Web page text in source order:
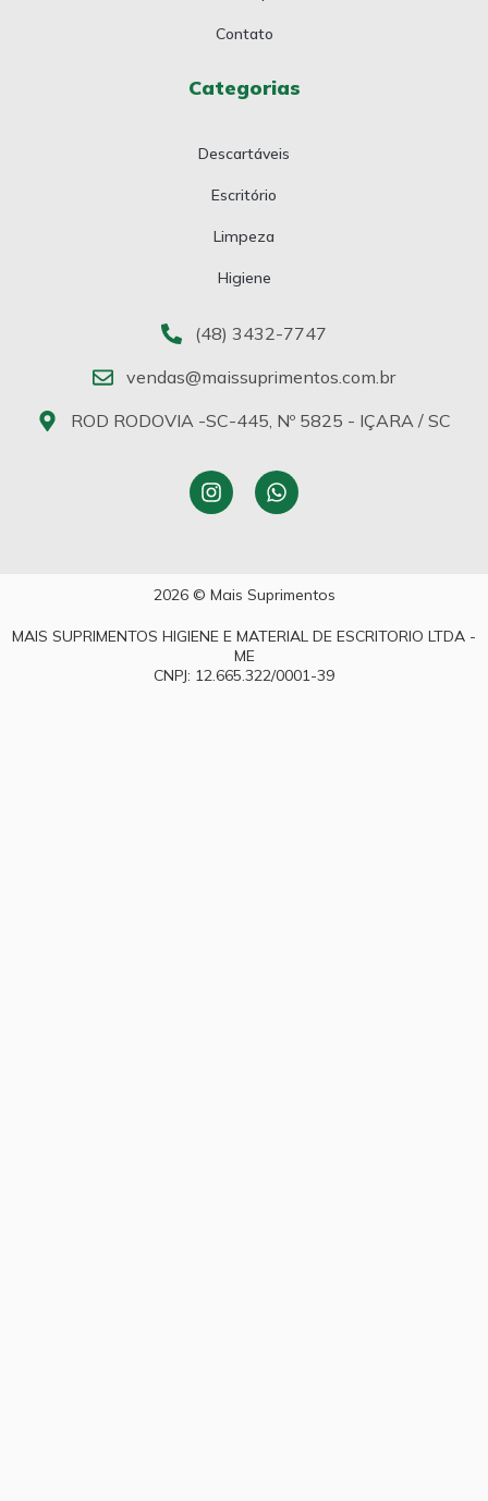
Contato
Categorias
Descartáveis
Escritório
Limpeza
Higiene
(48) 3432-7747
vendas@maissuprimentos.com.br
ROD RODOVIA -SC-445, Nº 5825 - IÇARA / SC
2026 © Mais Suprimentos
MAIS SUPRIMENTOS HIGIENE E MATERIAL DE ESCRITORIO LTDA -
ME
CNPJ: 12.665.322/0001-39